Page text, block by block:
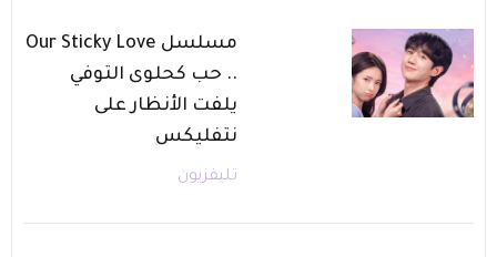
مسلسل Our Sticky Love
.. حب كحلوى التوفي
يلفت الأنظار على
نتفليكس
تليفزيون